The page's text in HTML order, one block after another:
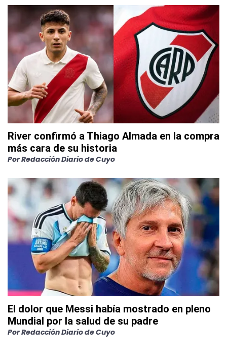
River confirmó a Thiago Almada en la compra
más cara de su historia
PorRedacción Diario de Cuyo
El dolor que Messi había mostrado en pleno
Mundial por la salud de su padre
PorRedacción Diario de Cuyo